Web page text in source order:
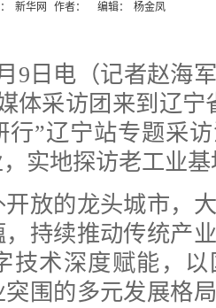
新华网 作者： 编辑： 杨金凤
电（记者赵海军
体采访团来到辽宁
行”辽宁站专题采
实地探访老工业
的龙头城市，大
持续推动传统产
技术深度赋能，
围的多元发展格